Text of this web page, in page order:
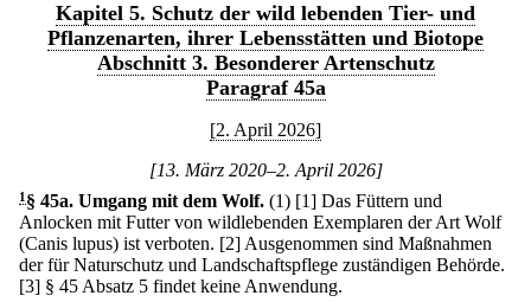
Kapitel 5. Schutz der wild lebenden Tier- und
Pflanzenarten, ihrer Lebensstätten und Biotope
Abschnitt 3. Besonderer Artenschutz
Paragraf 45a
[2. April 2026]
[13. März 2020–2. April 2026]
1 § 45a. Umgang mit dem Wolf. (1) [1] Das Füttern und
Anlocken mit Futter von wildlebenden Exemplaren der Art Wolf
(Canis lupus) ist verboten. [2] Ausgenommen sind Maßnahmen
der für Naturschutz und Landschaftspflege zuständigen Behörde.
[3] § 45 Absatz 5 findet keine Anwendung.